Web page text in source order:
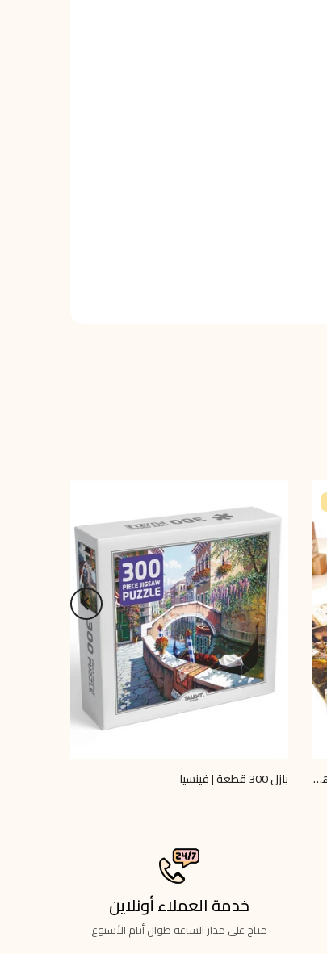
بازل 1000 قطعة – القرداتي في شوارع القاهرة القديمة
بازل 300 قطعة | فينسيا
خدمة العملاء أونلاين
متاح على مدار الساعة طوال أيام الأسبوع